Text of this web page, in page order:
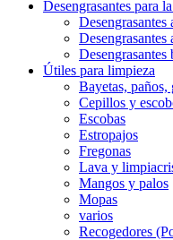
Desengrasantes para
Desengrasantes
Desengrasantes
Desengrasantes
Útiles para limpieza
Bayetas, paños,
Cepillos y
Escobas
Estropajos
Fregonas
Lava y
Mangos y palos
Mopas
varios
Recogedores